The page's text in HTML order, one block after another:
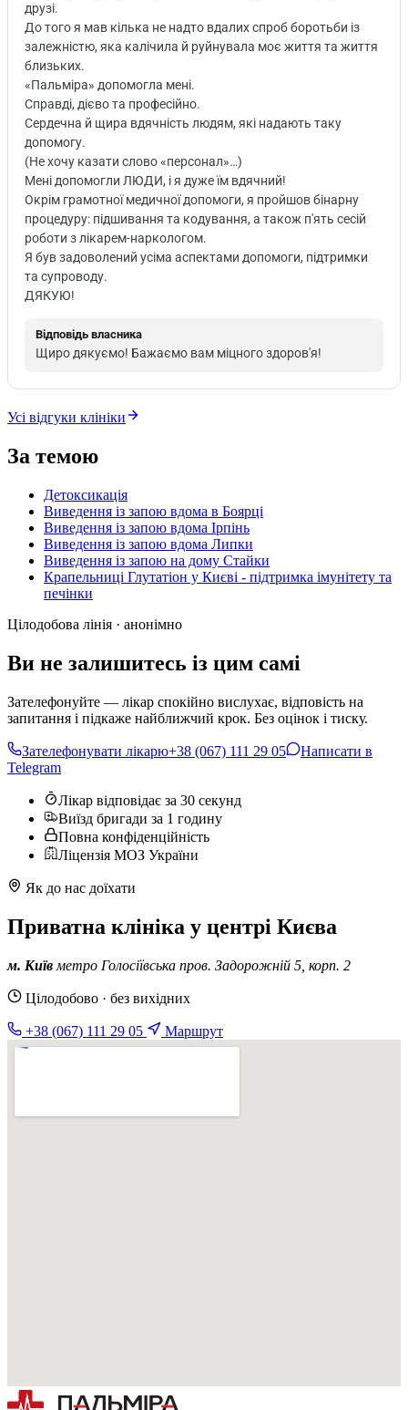
друзі.
До того я мав кілька не надто вдалих спроб боротьби із
залежністю, яка калічила й руйнувала моє життя та життя
близьких.
«Пальміра» допомогла мені.
Справді, дієво та професійно.
Сердечна й щира вдячність людям, які надають таку
допомогу.
(Не хочу казати слово «персонал»…)
Мені допомогли ЛЮДИ, і я дуже їм вдячний!
Окрім грамотної медичної допомоги, я пройшов бінарну
процедуру: підшивання та кодування, а також п'ять сесій
роботи з лікарем-наркологом.
Я був задоволений усіма аспектами допомоги, підтримки
та супроводу.
ДЯКУЮ!
Відповідь власника
Щиро дякуємо! Бажаємо вам міцного здоров'я!
Усі відгуки клініки
За темою
Детоксикація
Виведення із запою вдома в Боярці
Виведення із запою вдома Ірпінь
Виведення із запою вдома Липки
Виведення із запою на дому Стайки
Крапельниці Глутатіон у Києві - підтримка імунітету та
печінки
Цілодобова лінія · анонімно
Ви не залишитесь із цим самі
Зателефонуйте — лікар спокійно вислухає, відповість на
запитання і підкаже найближчий крок. Без оцінок і тиску.
Зателефонувати лікарю+38 (067) 111 29 05
Написати в
Telegram
Лікар відповідає за 30 секунд
Виїзд бригади за 1 годину
Повна конфіденційність
Ліцензія МОЗ України
Як до нас доїхати
Приватна клініка у центрі Києва
м. Київ метро Голосіївська пров. Задорожній 5, корп. 2
Цілодобово · без вихідних
+38 (067) 111 29 05 Маршрут